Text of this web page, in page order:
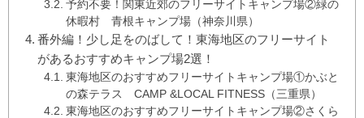
予約不要！関東近郊のフリーサイトキャンプ場②緑の
休暇村 青根キャンプ場（神奈川県）
番外編！少し足をのばして！東海地区のフリーサイト
があるおすすめキャンプ場2選！
東海地区のおすすめフリーサイトキャンプ場①かぶと
の森テラス CAMP &LOCAL FITNESS（三重県）
東海地区のおすすめフリーサイトキャンプ場②さくら